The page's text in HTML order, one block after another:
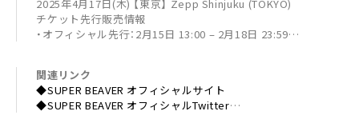
2025年4月17日(木) 【東京】 Zepp Shinjuku (TOKYO)
チケット先行販売情報
・オフィシャル先行：2月15日 13:00 – 2月18日 23:59
関連リンク
◆SUPER BEAVER オフィシャルサイト
◆SUPER BEAVER オフィシャルTwitter